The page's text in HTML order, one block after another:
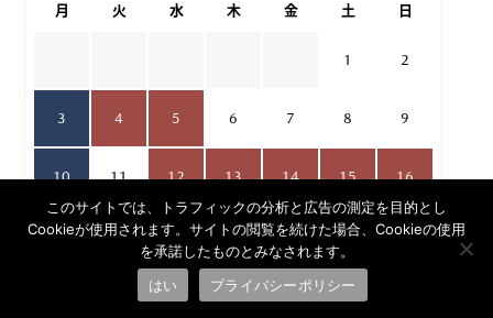
月 火 水 木 金 土 日
1 2
3 4 5 6 7 8 9
10 11 12 13 14 15 16
17 18 19 20 21 22 23
26 27 28
このサイトでは、トラフィックの分析と広告の測定を目的とし
Cookieが使用されます。サイトの閲覧を続けた場合、Cookieの使用
を承諾したものとみなされます。
はい
プライバシーポリシー